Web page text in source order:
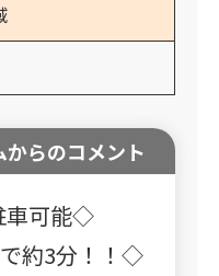
らのコメント
車可能◇
約3分！！◇